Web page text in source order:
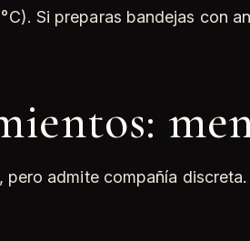
Si preparas bandejas con
pero admite compañía